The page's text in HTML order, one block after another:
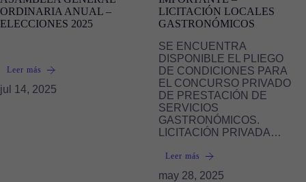
ORDINARIA ANUAL –
ELECCIONES 2025
Leer más
jul 14, 2025
LICITACIÓN LOCALES
GASTRONÓMICOS
SE ENCUENTRA
DISPONIBLE EL PLIEGO
DE CONDICIONES PARA
EL CONCURSO PRIVADO
DE PRESTACIÓN DE
SERVICIOS
GASTRONÓMICOS.
LICITACIÓN PRIVADA…
Leer más
may 28, 2025